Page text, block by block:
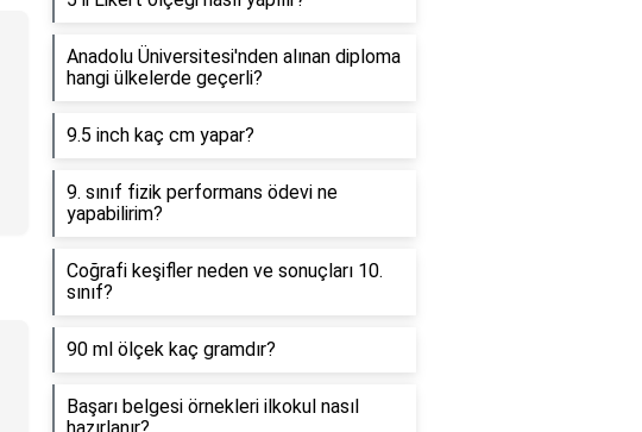
Anadolu Üniversitesi'nden alınan diploma
hangi ülkelerde geçerli?
9.5 inch kaç cm yapar?
9. sınıf fizik performans ödevi ne
yapabilirim?
Coğrafi keşifler neden ve sonuçları 10.
sınıf?
90 ml ölçek kaç gramdır?
Başarı belgesi örnekleri ilkokul nasıl